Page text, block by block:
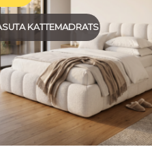
KATTEMADRATS